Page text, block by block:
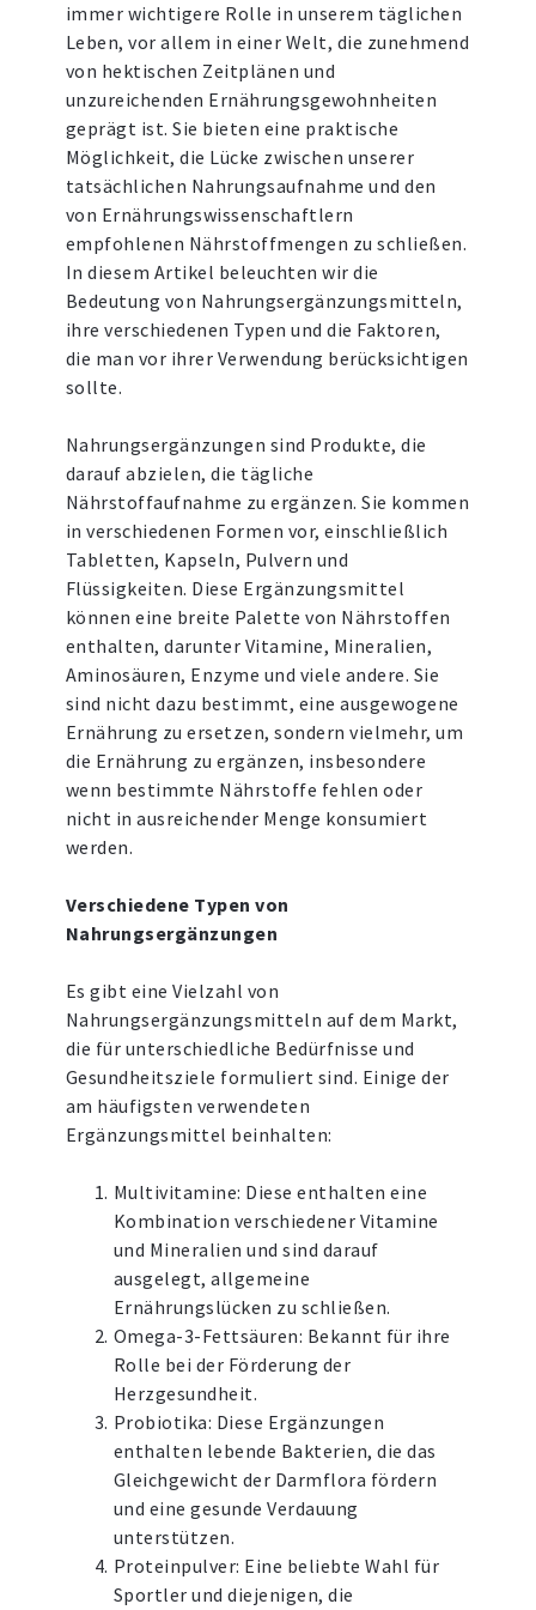
immer wichtigere Rolle in unserem täglichen
Leben, vor allem in einer Welt, die zunehmend
von hektischen Zeitplänen und
unzureichenden Ernährungsgewohnheiten
geprägt ist. Sie bieten eine praktische
Möglichkeit, die Lücke zwischen unserer
tatsächlichen Nahrungsaufnahme und den
von Ernährungswissenschaftlern
empfohlenen Nährstoffmengen zu schließen.
In diesem Artikel beleuchten wir die
Bedeutung von Nahrungsergänzungsmitteln,
ihre verschiedenen Typen und die Faktoren,
die man vor ihrer Verwendung berücksichtigen
sollte.
Nahrungsergänzungen sind Produkte, die
darauf abzielen, die tägliche
Nährstoffaufnahme zu ergänzen. Sie kommen
in verschiedenen Formen vor, einschließlich
Tabletten, Kapseln, Pulvern und
Flüssigkeiten. Diese Ergänzungsmittel
können eine breite Palette von Nährstoffen
enthalten, darunter Vitamine, Mineralien,
Aminosäuren, Enzyme und viele andere. Sie
sind nicht dazu bestimmt, eine ausgewogene
Ernährung zu ersetzen, sondern vielmehr, um
die Ernährung zu ergänzen, insbesondere
wenn bestimmte Nährstoffe fehlen oder
nicht in ausreichender Menge konsumiert
werden.
Verschiedene Typen von
Nahrungsergänzungen
Es gibt eine Vielzahl von
Nahrungsergänzungsmitteln auf dem Markt,
die für unterschiedliche Bedürfnisse und
Gesundheitsziele formuliert sind. Einige der
am häufigsten verwendeten
Ergänzungsmittel beinhalten:
Multivitamine: Diese enthalten eine
Kombination verschiedener Vitamine
und Mineralien und sind darauf
ausgelegt, allgemeine
Ernährungslücken zu schließen.
Omega-3-Fettsäuren: Bekannt für ihre
Rolle bei der Förderung der
Herzgesundheit.
Probiotika: Diese Ergänzungen
enthalten lebende Bakterien, die das
Gleichgewicht der Darmflora fördern
und eine gesunde Verdauung
unterstützen.
Proteinpulver: Eine beliebte Wahl für
Sportler und diejenigen, die